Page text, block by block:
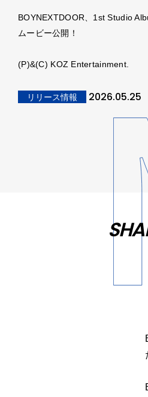
BOYNEXTDOOR、1st Studio
ムービー公開！
(P)&(C) KOZ Entertainment.
リリース情報 2026.05.25